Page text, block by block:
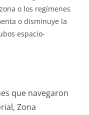
o los regímenes
o disminuye la
espacio-
que navegaron
Zona